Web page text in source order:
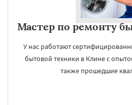
Мастер по ремонту
У нас работают
бытовой техники в Клине с
также прошедшие